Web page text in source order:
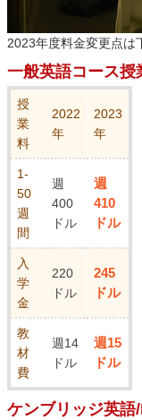
2023年度料金変更点は
一般英語コース
授
業
料
2022
年
2023
年
1-
50
週
間
週
400
ドル
週
410
ドル
入
学
金
220
ドル
245
ドル
教
材
費
週14
ドル
週15
ドル
ケンブリッジ英